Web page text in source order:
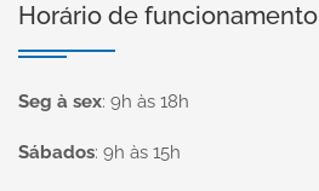
Horário de funcionamento
Seg à sex: 9h às 18h
Sábados: 9h às 15h